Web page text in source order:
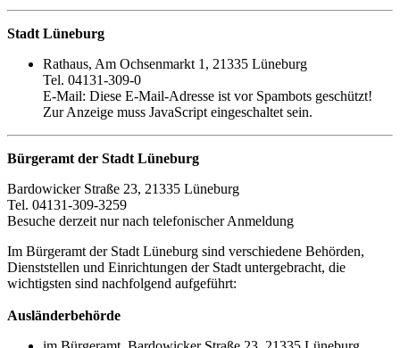
Stadt Lüneburg
Rathaus, Am Ochsenmarkt 1, 21335 Lüneburg
Tel. 04131-309-0
E-Mail: Diese E-Mail-Adresse ist vor Spambots geschützt!
Zur Anzeige muss JavaScript eingeschaltet sein.
Bürgeramt der Stadt Lüneburg
Bardowicker Straße 23, 21335 Lüneburg
Tel. 04131-309-3259
Besuche derzeit nur nach telefonischer Anmeldung
Im Bürgeramt der Stadt Lüneburg sind verschiedene Behörden,
Dienststellen und Einrichtungen der Stadt untergebracht, die
wichtigsten sind nachfolgend aufgeführt:
Ausländerbehörde